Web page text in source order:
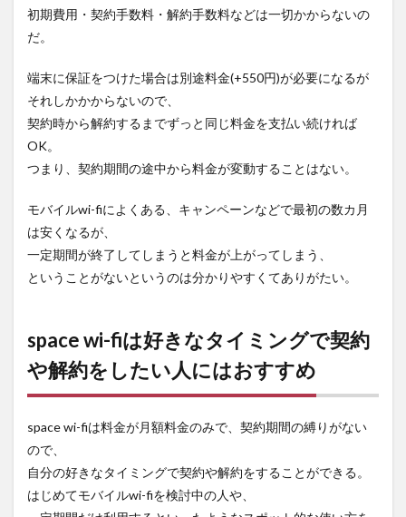
初期費用・契約手数料・解約手数料などは一切かからないの
だ。
端末に保証をつけた場合は別途料金(+550円)が必要になるが
それしかかからないので、
契約時から解約するまでずっと同じ料金を支払い続ければ
OK。
つまり、契約期間の途中から料金が変動することはない。
モバイルwi-fiによくある、キャンペーンなどで最初の数カ月
は安くなるが、
一定期間が終了してしまうと料金が上がってしまう、
ということがないというのは分かりやすくてありがたい。
space wi-fiは好きなタイミングで契約
や解約をしたい人にはおすすめ
space wi-fiは料金が月額料金のみで、契約期間の縛りがない
ので、
自分の好きなタイミングで契約や解約をすることができる。
はじめてモバイルwi-fiを検討中の人や、